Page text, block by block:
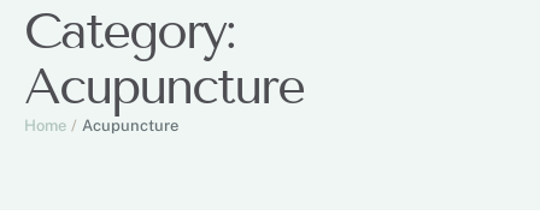
Category:
Acupuncture
Home / Acupuncture